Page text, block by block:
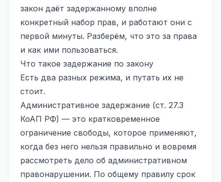
закон даёт задержанному вполне
конкретный набор прав, и работают они с
первой минуты. Разберём, что это за права
и как ими пользоваться.
Что такое задержание по закону
Есть два разных режима, и путать их не
стоит.
Административное задержание (ст. 27.3
КоАП РФ) — это кратковременное
ограничение свободы, которое применяют,
когда без него нельзя правильно и вовремя
рассмотреть дело об административном
правонарушении. По общему правилу срок